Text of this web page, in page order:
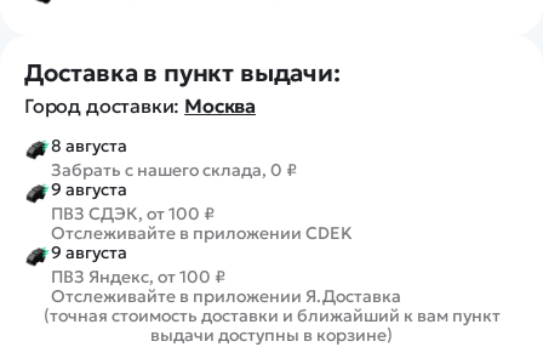
Доставка в пункт выдачи:
Город доставки: Москва
8 августа
Забрать с нашего склада, 0 ₽
9 августа
ПВЗ СДЭК, от 100 ₽
Отслеживайте в приложении CDEK
9 августа
ПВЗ Яндекс, от 100 ₽
Отслеживайте в приложении Я.Доставка
(точная стоимость доставки и ближайший к вам пункт
выдачи доступны в корзине)